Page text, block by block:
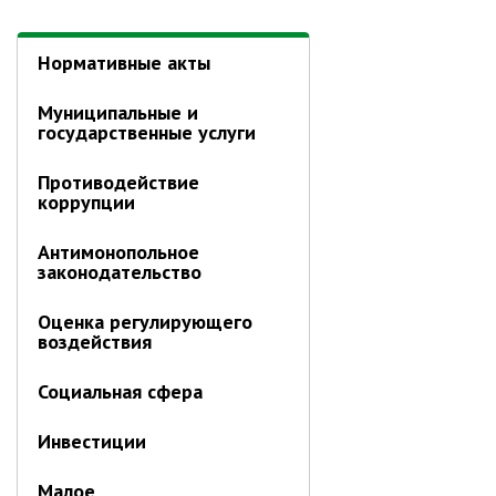
Заместители главы администрации
Управления
Финансовое управление
Управление экономики и
Об управлении экономики и
Нормативные акты
Муниципальные и
государственные услуги
Противодействие
коррупции
Антимонопольное
законодательство
Оценка регулирующего
воздействия
Социальная сфера
Инвестиции
Малое